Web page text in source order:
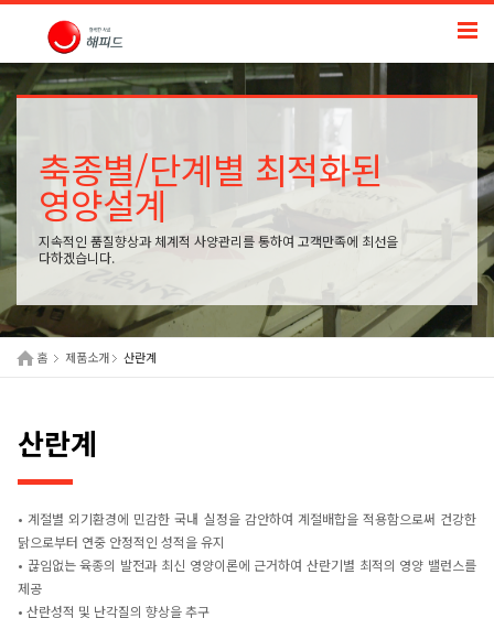
축종별/단계별 최적화된
영양설계
지속적인 품질향상과 체계적 사양관리를 통하여 고객만족에 최선을
다하겠습니다.
홈 제품소개 산란계
산란계
• 계절별 외기환경에 민감한 국내 실정을 감안하여 계절배합을 적용함으로써 건강한
닭으로부터 연중 안정적인 성적을 유지
• 끊임없는 육종의 발전과 최신 영양이론에 근거하여 산란기별 최적의 영양 밸런스를
제공
• 산란성적 및 난각질의 향상을 추구